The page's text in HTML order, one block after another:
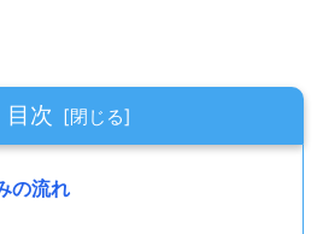
目次
の流れ